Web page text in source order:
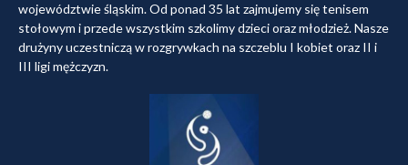
województwie śląskim. Od ponad 35 lat zajmujemy się tenisem
stołowym i przede wszystkim szkolimy dzieci oraz młodzież. Nasze
drużyny uczestniczą w rozgrywkach na szczeblu I kobiet oraz II i
III ligi mężczyzn.